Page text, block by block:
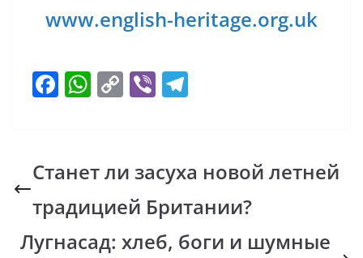
www.english-heritage.org.uk
F
b
o
o
k
W
s
A
p
p
C
y
Li
n
k
Vi
gr
a
m
Станет ли засуха новой летней
традицией Британии?
Лугнасад: хлеб, боги и шумные